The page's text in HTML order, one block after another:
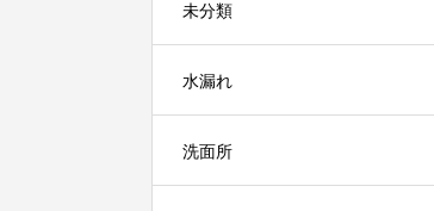
未分類
水漏れ
洗面所